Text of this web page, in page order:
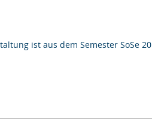
ist aus dem Semester SoSe